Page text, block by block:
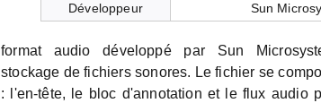
Développeur
Sun
format audio développé par Sun
stockage de fichiers sonores. Le fichier se
: l'en-tête, le bloc d'annotation et le flux audio